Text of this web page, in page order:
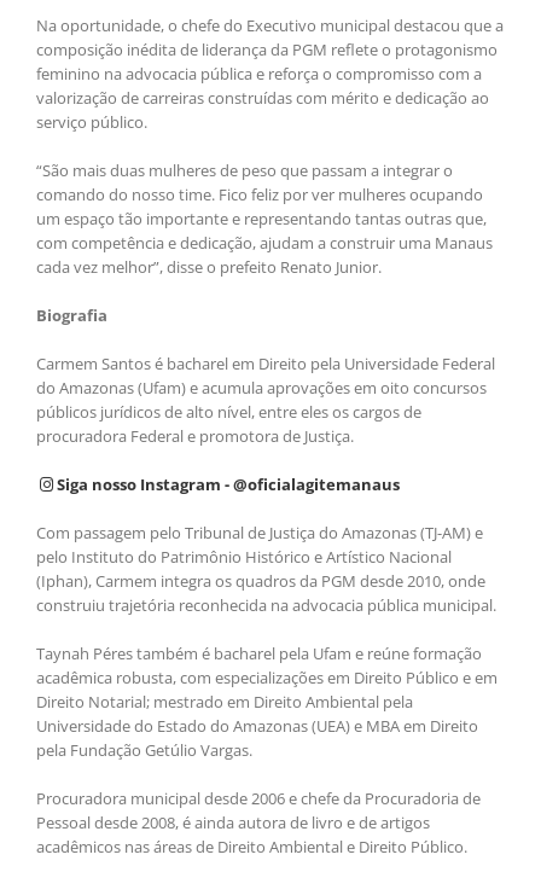
Na oportunidade, o chefe do Executivo municipal destacou que a
composição inédita de liderança da PGM reflete o protagonismo
feminino na advocacia pública e reforça o compromisso com a
valorização de carreiras construídas com mérito e dedicação ao
serviço público.
“São mais duas mulheres de peso que passam a integrar o
comando do nosso time. Fico feliz por ver mulheres ocupando
um espaço tão importante e representando tantas outras que,
com competência e dedicação, ajudam a construir uma Manaus
cada vez melhor”, disse o prefeito Renato Junior.
Biografia
Carmem Santos é bacharel em Direito pela Universidade Federal
do Amazonas (Ufam) e acumula aprovações em oito concursos
públicos jurídicos de alto nível, entre eles os cargos de
procuradora Federal e promotora de Justiça.
Siga nosso Instagram - @oficialagitemanaus
Com passagem pelo Tribunal de Justiça do Amazonas (TJ-AM) e
pelo Instituto do Patrimônio Histórico e Artístico Nacional
(Iphan), Carmem integra os quadros da PGM desde 2010, onde
construiu trajetória reconhecida na advocacia pública municipal.
Taynah Péres também é bacharel pela Ufam e reúne formação
acadêmica robusta, com especializações em Direito Público e em
Direito Notarial; mestrado em Direito Ambiental pela
Universidade do Estado do Amazonas (UEA) e MBA em Direito
pela Fundação Getúlio Vargas.
Procuradora municipal desde 2006 e chefe da Procuradoria de
Pessoal desde 2008, é ainda autora de livro e de artigos
acadêmicos nas áreas de Direito Ambiental e Direito Público.